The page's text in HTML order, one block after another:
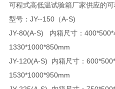
可程式高低温试验箱厂家供应的
型号：JY--150（A-S)
JY-80(A-S) 内箱尺寸：
1330*1000*850mm
JY-120(A-S) 内箱尺寸：
1530*1000*950mm